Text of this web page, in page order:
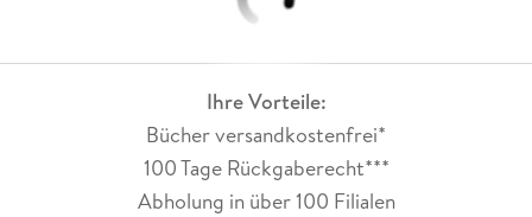
Ihre Vorteile:
Bücher versandkostenfrei*
100 Tage Rückgaberecht***
Abholung in über 100 Filialen